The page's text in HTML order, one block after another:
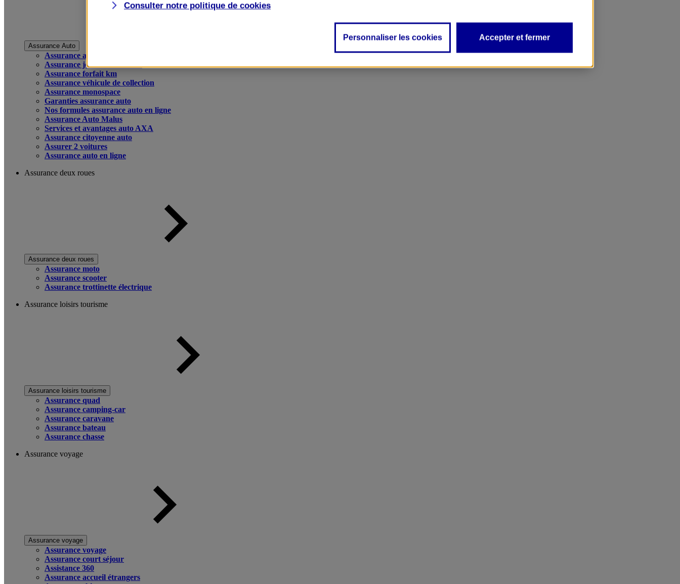
Assurance Auto
Assurance auto
Assurance jeune conducteur
Assurance forfait km
Assurance véhicule de collection
Assurance monospace
Garanties assurance auto
Nos formules assurance auto en ligne
Assurance Auto Malus
Services et avantages auto AXA
Assurance citoyenne auto
Assurer 2 voitures
Assurance auto en ligne
Assurance deux roues
Assurance deux roues
Assurance moto
Assurance scooter
Assurance trottinette électrique
Assurance loisirs tourisme
Assurance loisirs tourisme
Assurance quad
Assurance camping-car
Assurance caravane
Assurance bateau
Assurance chasse
Assurance voyage
Assurance voyage
Assurance voyage
Assurance court séjour
Assistance 360
Assurance accueil étrangers
Consulter notre politique de cookies
Personnaliser les cookies Accepter et fermer